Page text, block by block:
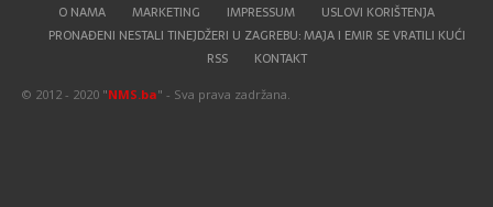
O NAMA MARKETING IMPRESSUM
USLOVI KORIŠTENJA
PRONAĐENI NESTALI TINEJDŽERI U ZAGREBU: MAJA I EMIR SE VRATILI KUĆI
RSS
KONTAKT
© 2012 - 2020 "NMS.ba" - Sva prava zadržana.